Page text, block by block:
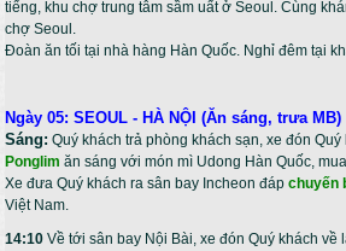
tiếng, khu chợ trung tâm sầm uất ở Seoul. Cùng
chợ Seoul.
Đoàn ăn tối tại nhà hàng Hàn Quốc. Nghỉ đêm tại
Ngày 05: SEOUL - HÀ NỘI (Ăn sáng, trưa MB)
Sáng: Quý khách trả phòng khách sạn, xe đón
Ponglim ăn sáng với món mì Udong Hàn Quốc,
Xe đưa Quý khách ra sân bay Incheon đápchuyến
Việt Nam.
14:10 Về tới sân bay Nội Bài, xe đón Quý khách về